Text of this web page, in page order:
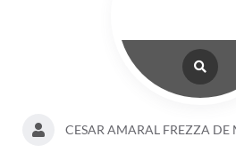
CESAR AMARAL FREZZA DE